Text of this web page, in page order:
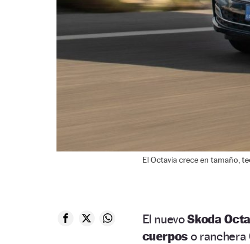
El Octavia crece en tamaño,
El nuevoSkoda
cuerpos o